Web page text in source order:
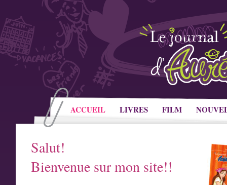
ACCUEIL LIVRES FILM
Salut!
Bienvenue sur mon site!!